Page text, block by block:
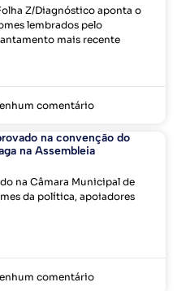
Z/Diagnóstico aponta o
lembrados pelo
mais recente
comentário
na convenção do
na Assembleia
na Câmara Municipal de
da política, apoiadores
comentário